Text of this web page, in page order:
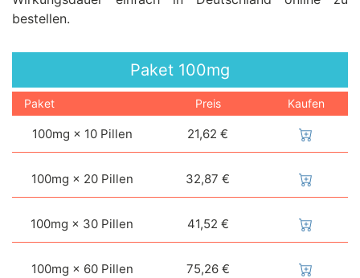
bestellen.
Paket 100mg
Paket Preis Kaufen
100mg × 10 Pillen 21,62 €
100mg × 20 Pillen 32,87 €
100mg × 30 Pillen 41,52 €
100mg × 60 Pillen 75,26 €